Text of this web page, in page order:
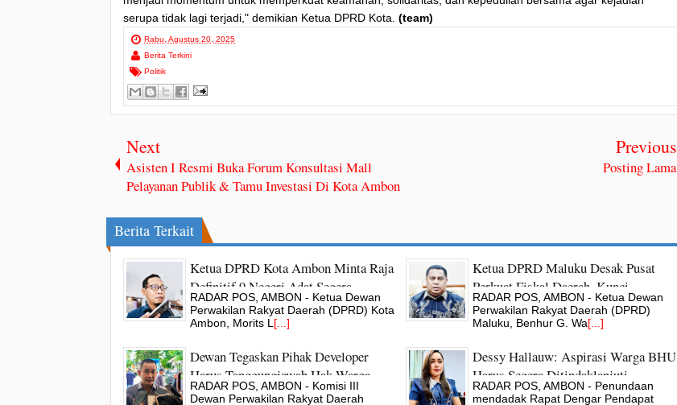
serupa tidak lagi terjadi," demikian Ketua DPRD Kota. (team)
Rabu, Agustus 20, 2025
Berita Terkini
Politik
Next
Asisten I Resmi Buka Forum Konsultasi Mall
Pelayanan Publik & Tamu Investasi Di Kota Ambon
Previous
Posting Lama
Berita Terkait
Ketua DPRD Kota Ambon Minta Raja
Definitif 9 Negeri Adat Segera
Ditetapkan
RADAR POS, AMBON - Ketua Dewan
Perwakilan Rakyat Daerah (DPRD) Kota
Ambon, Morits L [...]
Ketua DPRD Maluku Desak Pusat
Perkuat Fiskal Daerah, Kunci
Pertumbuhan Ekonomi
RADAR POS, AMBON - Ketua Dewan
Perwakilan Rakyat Daerah (DPRD)
Maluku, Benhur G. Wa[...]
Dewan Tegaskan Pihak Developer
Harus Tanggungjawab Hak Warga
Perumahan BHU
RADAR POS, AMBON - Komisi III
Dewan Perwakilan Rakyat Daerah
Dessy Hallauw: Aspirasi Warga BHU
Harus Segera Ditindaklanjuti
RADAR POS, AMBON - Penundaan
mendadak Rapat Dengar Pendapat